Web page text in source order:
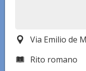
Via Emilio de
Rito romano